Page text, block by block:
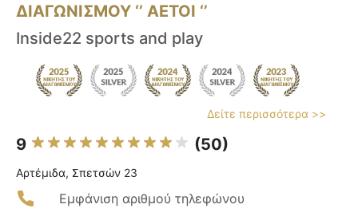
ΔΙΑΓΩΝΙΣΜΟΥ ‘’ ΑΕΤΟΙ ‘’
Inside22 sports and play
Δείτε περισσότερα >>
9 (50)
Αρτέμιδα, Σπετσών 23
Εμφάνιση αριθμού τηλεφώνου